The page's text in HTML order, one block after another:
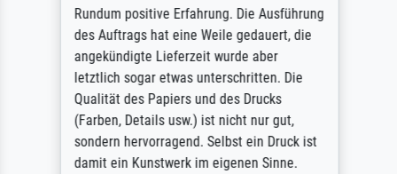
Rundum positive Erfahrung. Die Ausführung
des Auftrags hat eine Weile gedauert, die
angekündigte Lieferzeit wurde aber
letztlich sogar etwas unterschritten. Die
Qualität des Papiers und des Drucks
(Farben, Details usw.) ist nicht nur gut,
sondern hervorragend. Selbst ein Druck ist
damit ein Kunstwerk im eigenen Sinne.